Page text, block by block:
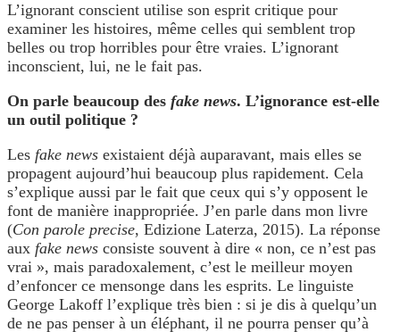
L’ignorant conscient utilise son esprit critique pour
examiner les histoires, même celles qui semblent trop
belles ou trop horribles pour être vraies. L’ignorant
inconscient, lui, ne le fait pas.
On parle beaucoup des fake news. L’ignorance est-elle
un outil politique ?
Les fake news existaient déjà auparavant, mais elles se
propagent aujourd’hui beaucoup plus rapidement. Cela
s’explique aussi par le fait que ceux qui s’y opposent le
font de manière inappropriée. J’en parle dans mon livre
(Con parole precise, Edizione Laterza, 2015). La réponse
aux fake news consiste souvent à dire « non, ce n’est pas
vrai », mais paradoxalement, c’est le meilleur moyen
d’enfoncer ce mensonge dans les esprits. Le linguiste
George Lakoff l’explique très bien : si je dis à quelqu’un
de ne pas penser à un éléphant, il ne pourra penser qu’à